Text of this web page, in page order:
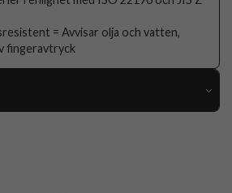
= Avvisar olja och vatten,
fingeravtryck